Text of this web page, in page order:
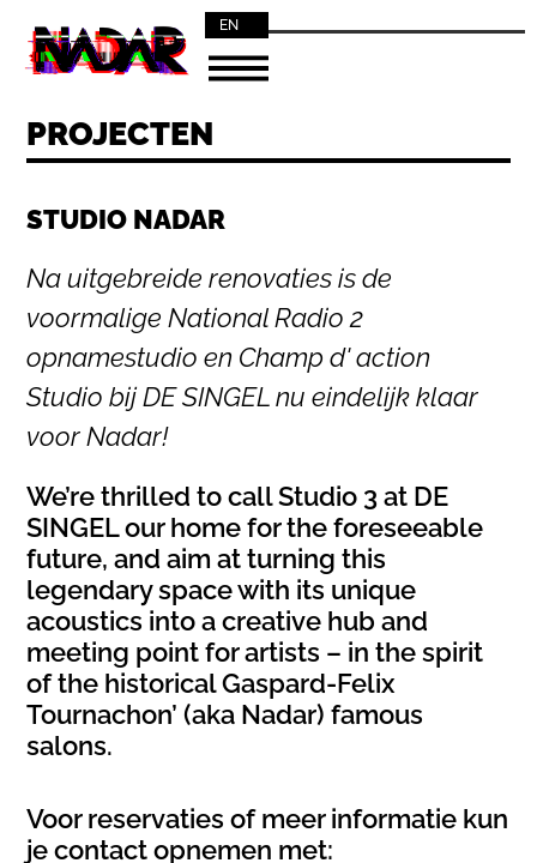
EN
PROJECTEN
STUDIO NADAR
Na uitgebreide renovaties is de
voormalige National Radio 2
opnamestudio en Champ d' action
Studio bij DE SINGEL nu eindelijk klaar
voor Nadar!
We’re thrilled to call Studio 3 at DE
SINGEL our home for the foreseeable
future, and aim at turning this
legendary space with its unique
acoustics into a creative hub and
meeting point for artists – in the spirit
of the historical Gaspard-Felix
Tournachon’ (aka Nadar) famous
salons.
Voor reservaties of meer informatie kun
je contact opnemen met: